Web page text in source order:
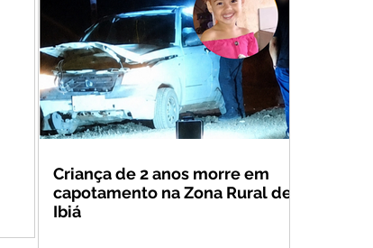
Criança de 2 anos morre em
capotamento na Zona Rural de
Ibiá